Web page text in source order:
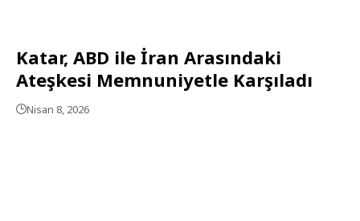
Katar, ABD ile İran Arasındaki
Ateşkesi Memnuniyetle Karşıladı
Nisan 8, 2026